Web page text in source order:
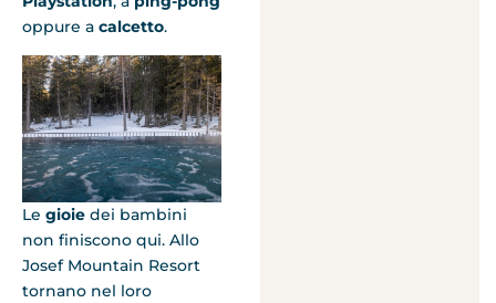
oppure a calcetto.
Le gioie dei bambini
non finiscono qui. Allo
Josef Mountain Resort
tornano nel loro